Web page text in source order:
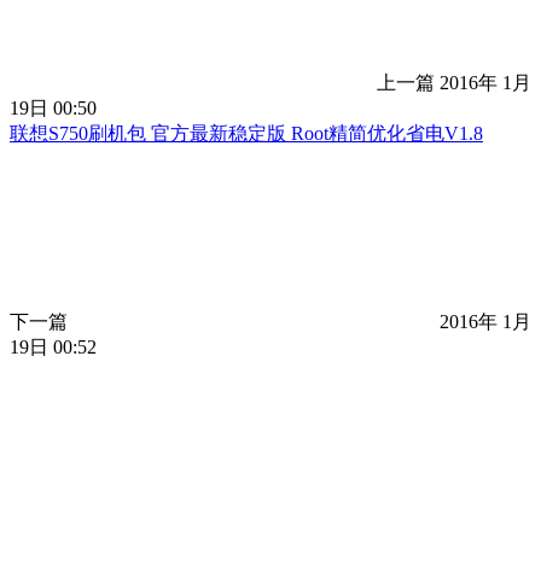
上一篇 2016年 1月
19日 00:50
联想S750刷机包 官方最新稳定版 Root精简优化省电V1.8
下一篇
2016年 1月
19日 00:52